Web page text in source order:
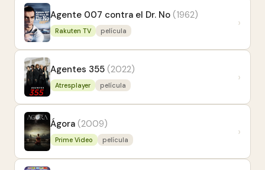
Agente 007 contra el Dr. No (1962)
Rakuten TV película
›
Agentes 355 (2022)
Atresplayer película
›
Ágora (2009)
Prime Video película
›